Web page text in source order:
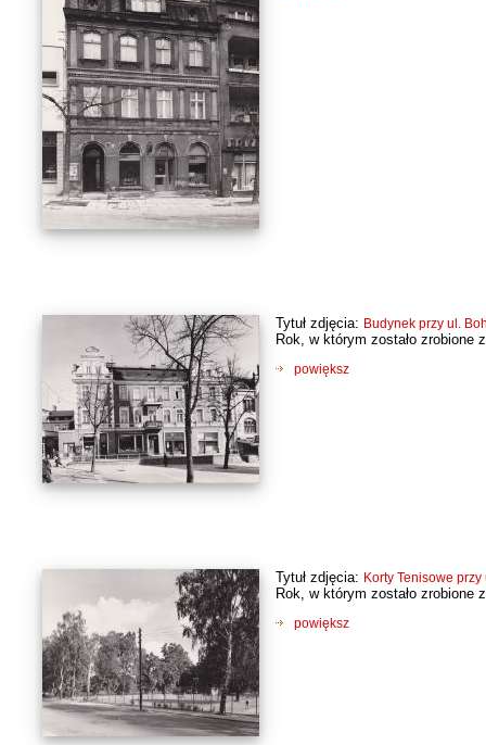
Tytuł zdjęcia: Budynek przy ul.
Rok, w którym zostało zrobione
powiększ
Tytuł zdjęcia: Korty Tenisowe
Rok, w którym zostało zrobione
powiększ